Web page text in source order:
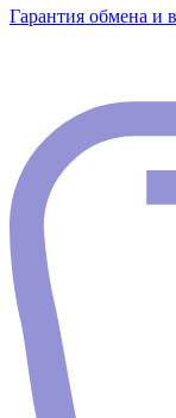
Гарантия обмена и